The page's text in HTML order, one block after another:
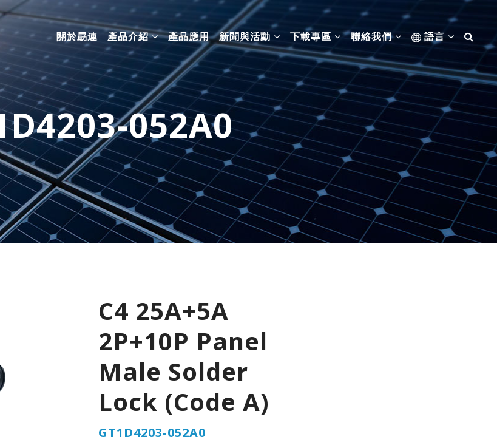
關於勗連 產品介紹 產品應用 新聞與活動 下載專區 聯絡我們 語言
052A0
C4 25A+5A
2P+10P Panel
Male Solder
Lock (Code A)
GT1D4203-052A0